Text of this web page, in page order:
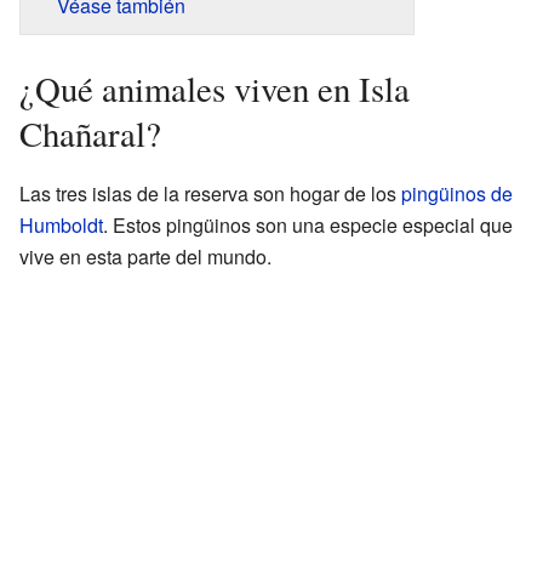
Véase también
¿Qué animales viven en Isla
Chañaral?
Las tres islas de la reserva son hogar de lospingüinos de
Humboldt. Estos pingüinos son una especie especial que
vive en esta parte del mundo.